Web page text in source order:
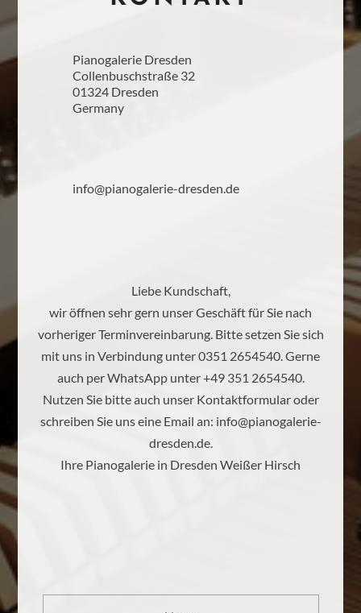
Pianogalerie Dresden
Collenbuschstraße 32
01324 Dresden
Germany
info@pianogalerie-dresden.de
Liebe Kundschaft,
wir öffnen sehr gern unser Geschäft für Sie nach
vorheriger Terminvereinbarung. Bitte setzen Sie sich
mit uns in Verbindung unter 0351 2654540. Gerne
auch per WhatsApp unter +49 351 2654540.
Nutzen Sie bitte auch unser Kontaktformular oder
schreiben Sie uns eine Email an: info@pianogalerie-
dresden.de.
Ihre Pianogalerie in Dresden Weißer Hirsch